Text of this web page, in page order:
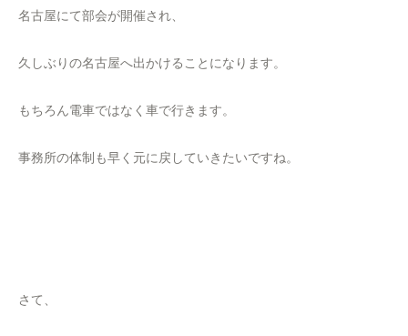
名古屋にて部会が開催され、
久しぶりの名古屋へ出かけることになります。
もちろん電車ではなく車で行きます。
事務所の体制も早く元に戻していきたいですね。
さて、